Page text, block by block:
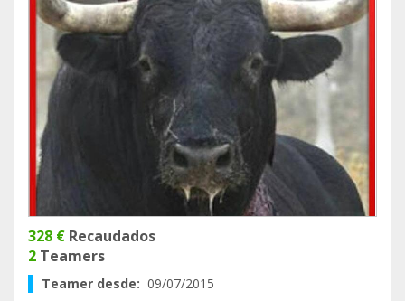
328 € Recaudados
2 Teamers
Teamer desde: 09/07/2015